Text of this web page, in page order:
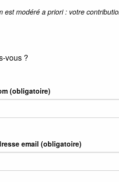
est modéré a priori : votre
vous ?
(obligatoire)
email (obligatoire)